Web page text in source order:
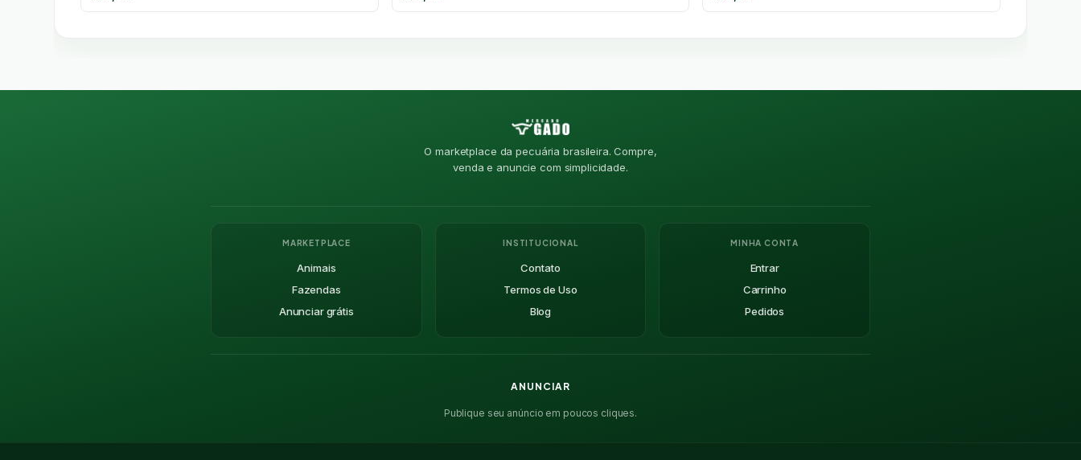
O marketplace da pecuária brasileira. Compre,
venda e anuncie com simplicidade.
MARKETPLACE
Animais
Fazendas
Anunciar grátis
INSTITUCIONAL
Contato
Termos de Uso
Blog
MINHA CONTA
Entrar
Carrinho
Pedidos
ANUNCIAR
Publique seu anúncio em poucos cliques.